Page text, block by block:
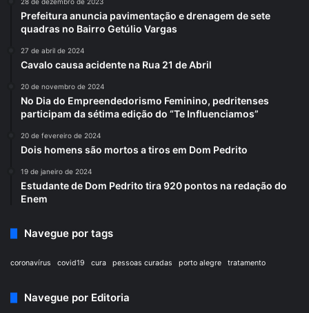
Prefeitura anuncia pavimentação e drenagem de sete
quadras no Bairro Getúlio Vargas
27 de abril de 2024
Cavalo causa acidente na Rua 21 de Abril
20 de novembro de 2024
No Dia do Empreendedorismo Feminino, pedritenses
participam da sétima edição do “Te Influenciamos”
20 de fevereiro de 2024
Dois homens são mortos a tiros em Dom Pedrito
19 de janeiro de 2024
Estudante de Dom Pedrito tira 920 pontos na redação do
Enem
Navegue por tags
coronavírus covid19 cura pessoas curadas porto alegre tratamento
Navegue por Editoria